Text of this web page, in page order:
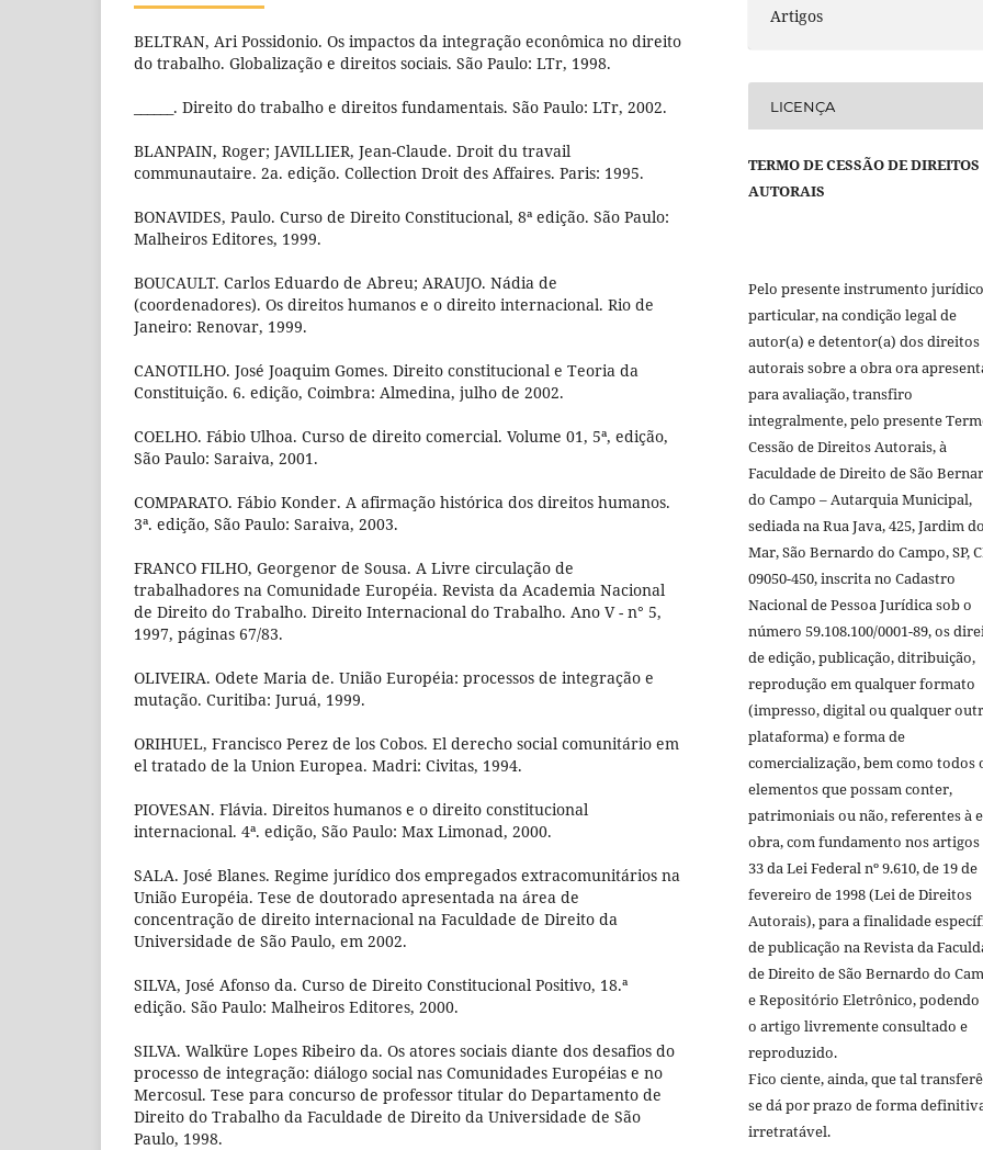
BELTRAN, Ari Possidonio. Os impactos da integração econômica no direito
do trabalho. Globalização e direitos sociais. São Paulo: LTr, 1998.
______. Direito do trabalho e direitos fundamentais. São Paulo: LTr, 2002.
BLANPAIN, Roger; JAVILLIER, Jean-Claude. Droit du travail
communautaire. 2a. edição. Collection Droit des Affaires. Paris: 1995.
BONAVIDES, Paulo. Curso de Direito Constitucional, 8ª edição. São Paulo:
Malheiros Editores, 1999.
BOUCAULT. Carlos Eduardo de Abreu; ARAUJO. Nádia de
(coordenadores). Os direitos humanos e o direito internacional. Rio de
Janeiro: Renovar, 1999.
CANOTILHO. José Joaquim Gomes. Direito constitucional e Teoria da
Constituição. 6. edição, Coimbra: Almedina, julho de 2002.
COELHO. Fábio Ulhoa. Curso de direito comercial. Volume 01, 5ª, edição,
São Paulo: Saraiva, 2001.
COMPARATO. Fábio Konder. A afirmação histórica dos direitos humanos.
3ª. edição, São Paulo: Saraiva, 2003.
FRANCO FILHO, Georgenor de Sousa. A Livre circulação de
trabalhadores na Comunidade Européia. Revista da Academia Nacional
de Direito do Trabalho. Direito Internacional do Trabalho. Ano V - n° 5,
1997, páginas 67/83.
OLIVEIRA. Odete Maria de. União Européia: processos de integração e
mutação. Curitiba: Juruá, 1999.
ORIHUEL, Francisco Perez de los Cobos. El derecho social comunitário em
el tratado de la Union Europea. Madri: Civitas, 1994.
PIOVESAN. Flávia. Direitos humanos e o direito constitucional
internacional. 4ª. edição, São Paulo: Max Limonad, 2000.
SALA. José Blanes. Regime jurídico dos empregados extracomunitários na
União Européia. Tese de doutorado apresentada na área de
concentração de direito internacional na Faculdade de Direito da
Universidade de São Paulo, em 2002.
SILVA, José Afonso da. Curso de Direito Constitucional Positivo, 18.ª
edição. São Paulo: Malheiros Editores, 2000.
SILVA. Walküre Lopes Ribeiro da. Os atores sociais diante dos desafios do
processo de integração: diálogo social nas Comunidades Européias e no
Mercosul. Tese para concurso de professor titular do Departamento de
Direito do Trabalho da Faculdade de Direito da Universidade de São
Paulo, 1998.
Artigos
LICENÇA
TERMO DE CESSÃO DE DIREITOS
AUTORAIS
Pelo presente instrumento jurídico
particular, na condição legal de
autor(a) e detentor(a) dos direitos
autorais sobre a obra ora
para avaliação, transfiro
integralmente, pelo presente
Cessão de Direitos Autorais, à
Faculdade de Direito de São
do Campo – Autarquia Municipal,
sediada na Rua Java, 425, Jardim
Mar, São Bernardo do Campo, SP,
09050-450, inscrita no Cadastro
Nacional de Pessoa Jurídica sob o
número 59.108.100/0001-89, os
de edição, publicação, ditribuição,
reprodução em qualquer formato
(impresso, digital ou qualquer
plataforma) e forma de
comercialização, bem como todos
elementos que possam conter,
patrimoniais ou não, referentes à
obra, com fundamento nos artigos
33 da Lei Federal nº 9.610, de 19 de
fevereiro de 1998 (Lei de Direitos
Autorais), para a finalidade
de publicação na Revista da
de Direito de São Bernardo do
e Repositório Eletrônico, podendo
o artigo livremente consultado e
reproduzido.
Fico ciente, ainda, que tal
se dá por prazo de forma
irretratável.